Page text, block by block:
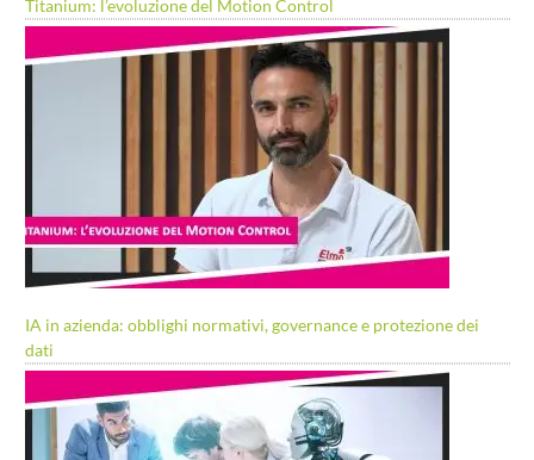
Titanium: l’evoluzione del Motion Control
IA in azienda: obblighi normativi, governance e protezione dei
dati